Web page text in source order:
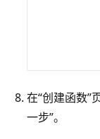
在“创建函数”
一步”。